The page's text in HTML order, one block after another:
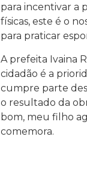
para incentivar a
físicas, este é o
para praticar
A prefeita Ivaina
cidadão é a
cumpre parte
o resultado da
bom, meu filho
comemora.